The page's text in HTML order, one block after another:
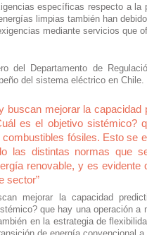
específicas respecto a la
limpias también han
mediante servicios que
del Departamento de
del sistema eléctrico en Chile.
buscan mejorar la
es el objetivo sistémico?
fósiles. Esto se
las distintas normas que
renovable, y es evidente
sector”
mejorar la capacidad
que hay una operación a
en la estrategia de